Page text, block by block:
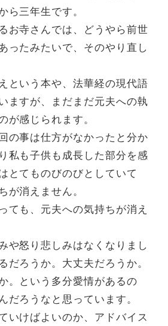
ら三年生です。
お寺さんでは、どうやら前世
ったみたいで、そのやり直し
という本や、法華経の現代語
ますが、まだまだ元夫への執
が感じられます。
の事は仕方がなかったと分か
私も子供も成長した部分を感
とてものびのびとしていて
が消えません。
ても、元夫への気持ちが消え
や怒り悲しみはなくなりまし
だろうか。大丈夫だろうか。
。という多分愛情があるの
だろうなと思っています。
いけばよいのか、アドバイス